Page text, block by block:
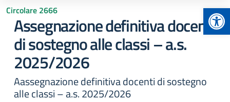
Circolare 2666
Assegnazione definitiva docenti
di sostegno alle classi – a.s.
2025/2026
Aassegnazione definitiva docenti di sostegno
alle classi – a.s. 2025/2026